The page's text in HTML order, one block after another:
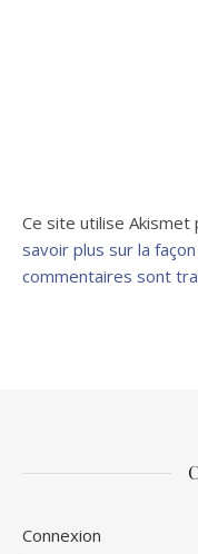
Ce site utilise Akismet
savoir plus sur la
commentaires sont
Connexion